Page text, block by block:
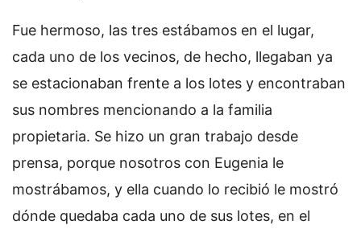
Fue hermoso, las tres estábamos en el lugar,
cada uno de los vecinos, de hecho, llegaban ya
se estacionaban frente a los lotes y encontraban
sus nombres mencionando a la familia
propietaria. Se hizo un gran trabajo desde
prensa, porque nosotros con Eugenia le
mostrábamos, y ella cuando lo recibió le mostró
dónde quedaba cada uno de sus lotes, en el